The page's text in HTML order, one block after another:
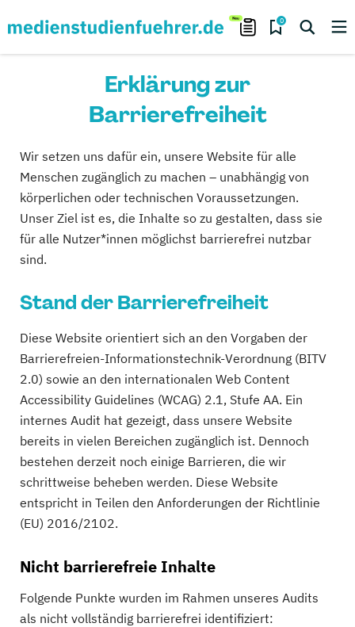
0
Erklärung zur
Barrierefreiheit
Wir setzen uns dafür ein, unsere Website für alle
Menschen zugänglich zu machen – unabhängig von
körperlichen oder technischen Voraussetzungen.
Unser Ziel ist es, die Inhalte so zu gestalten, dass sie
für alle Nutzer*innen möglichst barrierefrei nutzbar
sind.
Stand der Barrierefreiheit
Diese Website orientiert sich an den Vorgaben der
Barrierefreien-Informationstechnik-Verordnung (BITV
2.0) sowie an den internationalen Web Content
Accessibility Guidelines (WCAG) 2.1, Stufe AA. Ein
internes Audit hat gezeigt, dass unsere Website
bereits in vielen Bereichen zugänglich ist. Dennoch
bestehen derzeit noch einige Barrieren, die wir
schrittweise beheben werden. Diese Website
entspricht in Teilen den Anforderungen der Richtlinie
(EU) 2016/2102.
Nicht barrierefreie Inhalte
Folgende Punkte wurden im Rahmen unseres Audits
als nicht vollständig barrierefrei identifiziert: